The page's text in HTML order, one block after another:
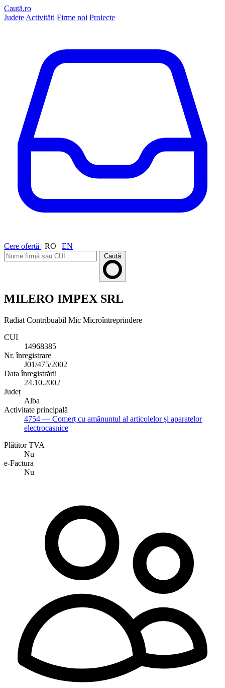
Caută.ro
Județe Activități Firme noi Proiecte
Cere ofertă | RO | EN
Caută
MILERO IMPEX SRL
Radiat Contribuabil Mic Microîntreprindere
CUI
14968385
Nr. înregistrare
J01/475/2002
Data înregistrării
24.10.2002
Județ
Alba
Activitate principală
4754 — Comerț cu amănuntul al articolelor și aparatelor
electrocasnice
Plătitor TVA
Nu
e-Factura
Nu